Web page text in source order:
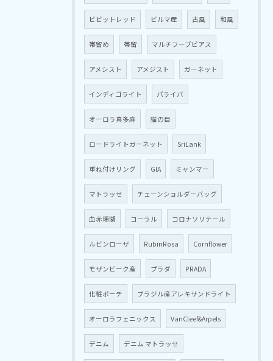
ビビットレッド ビルマ産 古風 和風
帯留め 帯留 マルチフープピアス
アメシスト アメジスト ガーネット
インディゴライト パライバ
オーロラ真多麻 猫の目
ロードライトガーネット SriLank
重ね付けリング GIA ミャンマー
マトラッセ チェーンショルダーバッグ
血赤珊瑚 コーラル コロナソリテール
ルビンローザ RubinRosa Cornflower
モザンビーク産 プラダ PRADA
化粧ポーチ ブラジル産アレキサンドライト
オーロラフェニックス VanCleef&Arpels
デニム デニム マトラッセ